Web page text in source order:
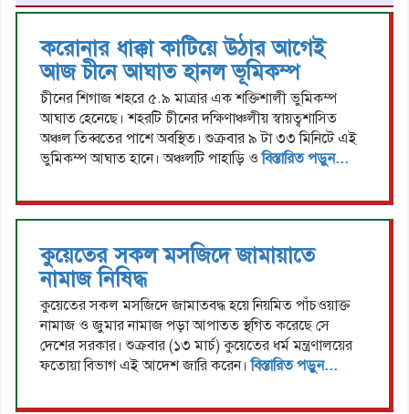
করোনার ধাক্কা কাটিয়ে উঠার আগেই
আজ চীনে আঘাত হানল ভূমিকম্প
চীনের শিগাজ শহরে ৫.৯ মাত্রার এক শক্তিশালী ভুমিকম্প
আঘাত হেনেছে। শহরটি চীনের দক্ষিণাঞ্চলীয় স্বায়ত্বশাসিত
অঞ্চল তিব্বতের পাশে অবস্থিত। শুক্রবার ৯ টা ৩৩ মিনিটে এই
ভুমিকম্প আঘাত হানে। অঞ্চলটি পাহাড়ি ওবিস্তারিত পড়ুন...
কুয়েতের সকল মসজিদে জামায়াতে
নামাজ নিষিদ্ধ
কুয়েতের সকল মসজিদে জামাতবদ্ধ হয়ে নিয়মিত পাঁচওয়াক্ত
নামাজ ও জুমার নামাজ পড়া আপাতত স্থগিত করেছে সে
দেশের সরকার। শুক্রবার (১৩ মার্চ) কুয়েতের ধর্ম মন্ত্রণালয়ের
ফতোয়া বিভাগ এই আদেশ জারি করেন।বিস্তারিত পড়ুন...